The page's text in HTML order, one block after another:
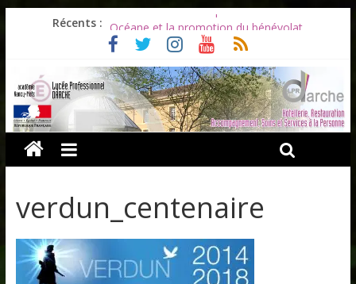
Récents :
Les ULiS en haut du podium
Océane et la promotion du bénévolat
Bonnes vacances à tous !
Infos rentrée septembre 2026
Soirée d’adieux au Lycée Darche
verdun_centenaire